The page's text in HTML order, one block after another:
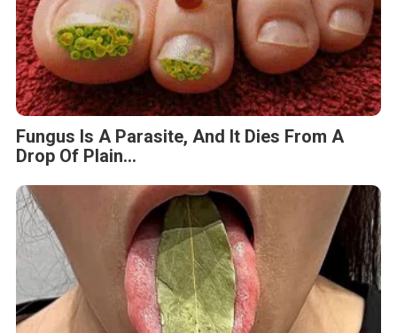
Fungus Is A Parasite, And It Dies From A
Drop Of Plain...